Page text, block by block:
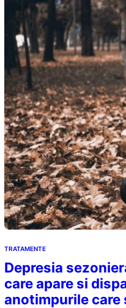
fertilizarilor in vitro.
TRATAMENTE
Depresia
care apare si
anotimpurile care